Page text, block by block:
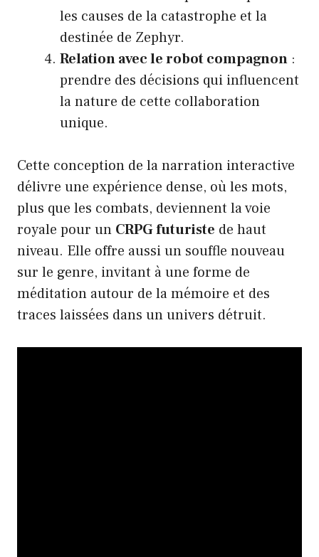
les causes de la catastrophe et la
destinée de Zephyr.
Relation avec le robot compagnon :
prendre des décisions qui influencent
la nature de cette collaboration
unique.
Cette conception de la narration interactive
délivre une expérience dense, où les mots,
plus que les combats, deviennent la voie
royale pour un CRPG futuriste de haut
niveau. Elle offre aussi un souffle nouveau
sur le genre, invitant à une forme de
méditation autour de la mémoire et des
traces laissées dans un univers détruit.